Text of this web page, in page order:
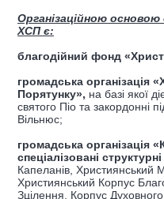
Організаційною
ХСП є:
благодійний фонд
громадська організація
Порятунку», на базі якої
святого Піо та закордонні
Вільнюс;
громадська організація
спеціалізовані
Капеланів, Християнський
Християнський Корпус
Зцілення, Корпус